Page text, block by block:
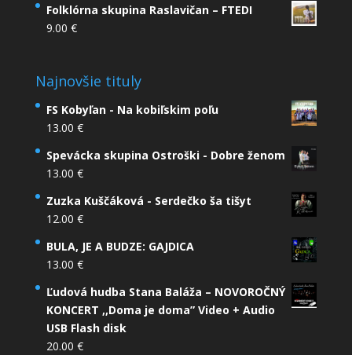
Folklórna skupina Raslavičan – FTEDI
9.00 €
Najnovšie tituly
FS Kobyľan - Na kobiľskim poľu
13.00 €
Spevácka skupina Ostroški - Dobre ženom
13.00 €
Zuzka Kuščáková - Serdečko ša tišyt
12.00 €
BULA, JE A BUDZE: GAJDICA
13.00 €
Ľudová hudba Stana Baláža – NOVOROČNÝ
KONCERT ,,Doma je doma” Video + Audio
USB Flash disk
20.00 €